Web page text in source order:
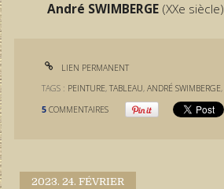
André SWIMBERGE (XXe siècle)
LIEN PERMANENT
TAGS : PEINTURE,TABLEAU,ANDRÉ SWIMBERGE,
5 COMMENTAIRES
2023. 24. FÉVRIER